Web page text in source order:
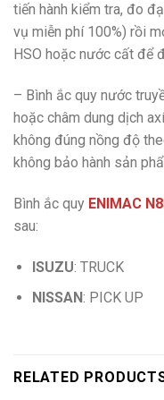
tiến hành kiểm tra, đo
vụ miễn phí 100%) rồi
HSO hoặc nước cất để
– Bình ắc quy nước
hoặc châm dung dịch
không đúng nồng độ
không bảo hành sản
Bình ắc quy ENIMAC
sau:
ISUZU: TRUCK
NISSAN: PICK UP
RELATED